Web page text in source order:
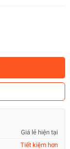
Giá lẻ hiện tại
Tiết kiệm hơn